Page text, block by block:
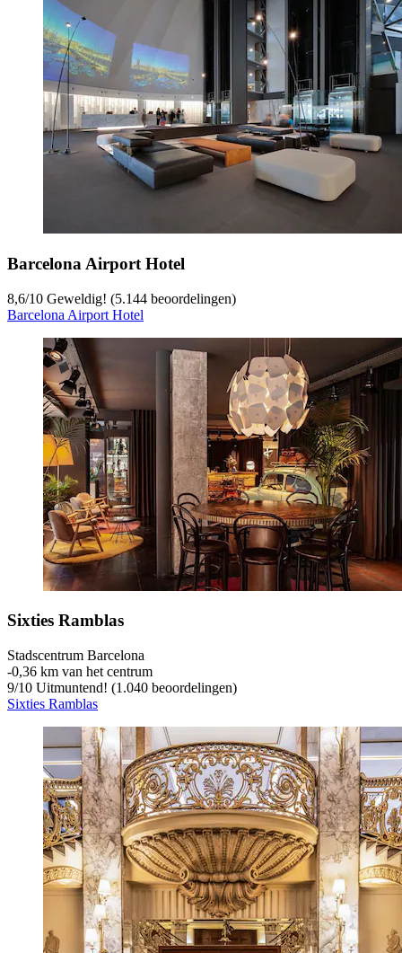
Barcelona Airport Hotel
8,6/10 Geweldig! (5.144 beoordelingen)
Barcelona Airport Hotel
Sixties Ramblas
Stadscentrum Barcelona
‐0,36 km van het centrum
9/10 Uitmuntend! (1.040 beoordelingen)
Sixties Ramblas